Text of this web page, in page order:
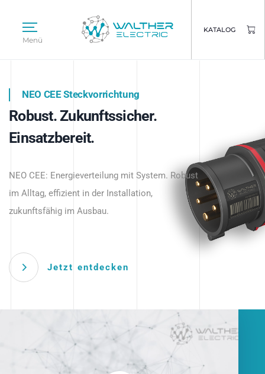
Menü
KATALOG
Intelligente Stromverteilung
beginnt hier.
NEO CEE Steckvorrichtung
Robust. Zukunftssicher.
Einsatzbereit.
NEO CEE: Energieverteilung mit System. Robust
im Alltag, effizient in der Installation,
zukunftsfähig im Ausbau.
Jetzt entdecken
Intelligenz trifft Energie.
Anwendungen – robust, IP-geschützt und
zukunftsfähig.